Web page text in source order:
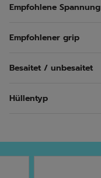
Empfohlene Spannung
Empfohlener grip
Besaitet / unbesaitet
Hüllentyp